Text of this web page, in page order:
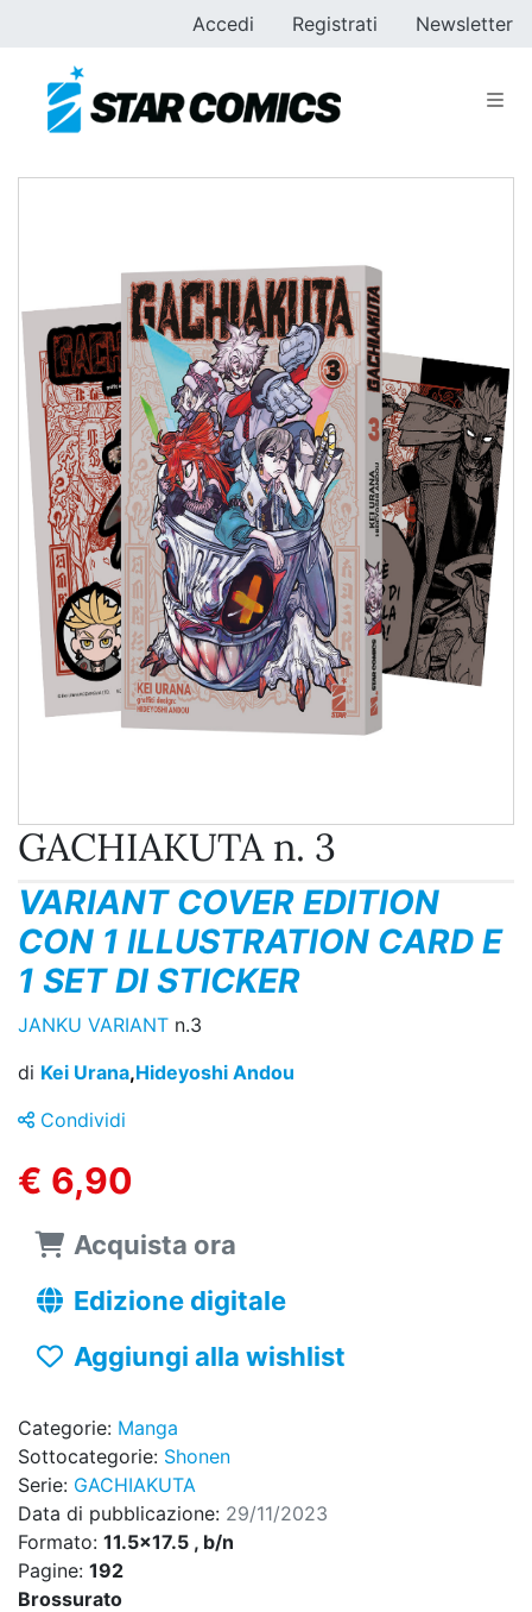
Accedi Registrati Newsletter
GACHIAKUTA n. 3
VARIANT COVER EDITION
CON 1 ILLUSTRATION CARD E
1 SET DI STICKER
JANKU VARIANT n.3
di Kei Urana,Hideyoshi Andou
Condividi
€ 6,90
Acquista ora
Edizione digitale
Aggiungi alla wishlist
Categorie: Manga
Sottocategorie: Shonen
Serie: GACHIAKUTA
Data di pubblicazione: 29/11/2023
Formato: 11.5x17.5 , b/n
Pagine: 192
Brossurato